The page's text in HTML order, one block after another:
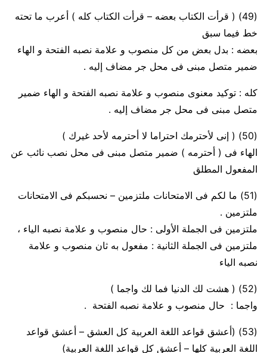
(49)
( قرأت الكتاب بعضه – قرأت الكتاب كله ) أعرب ما تحته
خط فيما سبق
بعضه : بدل بعض من كل منصوب و علامة نصبه الفتحة و الهاء
ضمير متصل مبنى فى محل جر مضاف إليه .
كله : توكيد معنوى منصوب و علامة نصبه الفتحة و الهاء ضمير
متصل مبنى فى محل جر مضاف إليه .
(50)
( إنى لأحترمك احتراما لا أحترمه لأحد غيرك )
الهاء فى ( أحترمه ) ضمير متصل مبنى فى محل نصب نائب عن
المفعول المطلق
(51)
ما لكم فى الامتحانات ملتزمين – نحسبكم فى الامتحانات
ملتزمين .
ملتزمين فى الجملة الأولى : حال منصوب و علامة نصبه الياء ،
ملتزمين فى الجملة الثانية : مفعول به ثان منصوب و علامة
نصبه الياء
(52)
( هشت لك الدنيا فما لك واجما )
واجما : حال منصوب و علامة نصبه الفتحة .
(53) (أعشق قواعد اللغة العربية كل العشق – أعشق قواعد
اللغة العربية كلها – أعشق كل قواعد اللغة العربية)